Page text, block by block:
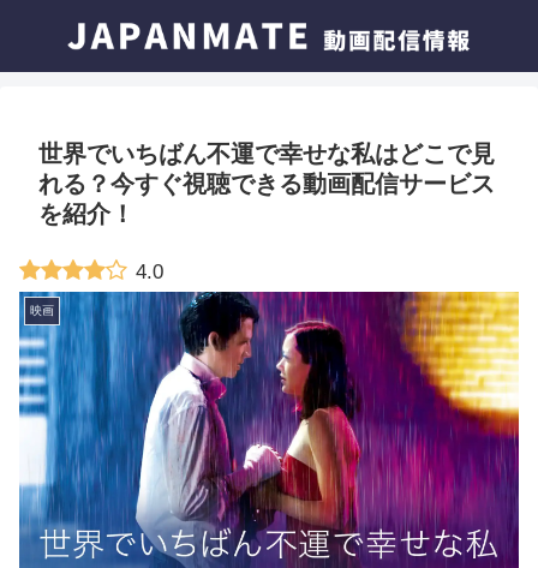
世界でいちばん不運で幸せな私はどこで見
れる？今すぐ視聴できる動画配信サービス
を紹介！
4.0
映画